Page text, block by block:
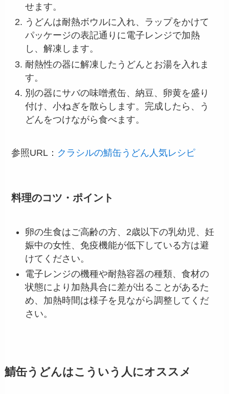
せます。
うどんは耐熱ボウルに入れ、ラップをかけて
パッケージの表記通りに電子レンジで加熱
し、解凍します。
耐熱性の器に解凍したうどんとお湯を入れま
す。
別の器にサバの味噌煮缶、納豆、卵黄を盛り
付け、小ねぎを散らします。完成したら、う
どんをつけながら食べます。
参照URL： クラシルの鯖缶うどん人気レシピ
料理のコツ・ポイント
卵の生食はご高齢の方、2歳以下の乳幼児、妊
娠中の女性、免疫機能が低下している方は避
けてください。
電子レンジの機種や耐熱容器の種類、食材の
状態により加熱具合に差が出ることがあるた
め、加熱時間は様子を見ながら調整してくだ
さい。
鯖缶うどんはこういう人にオススメ